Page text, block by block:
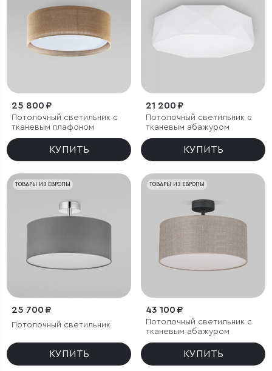
25 800 ₽
Потолочный светильник с
тканевым плафоном
КУПИТЬ
21 200 ₽
Потолочный светильник с
тканевым абажуром
КУПИТЬ
ТОВАРЫ ИЗ ЕВРОПЫ
25 700 ₽
Потолочный светильник
КУПИТЬ
ТОВАРЫ ИЗ ЕВРОПЫ
43 100 ₽
Потолочный светильник с
тканевым абажуром
КУПИТЬ